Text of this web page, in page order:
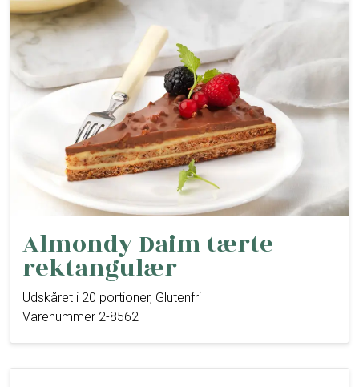
Almondy Daim tærte
rektangulær
Udskåret i 20 portioner, Glutenfri
Varenummer 2-8562